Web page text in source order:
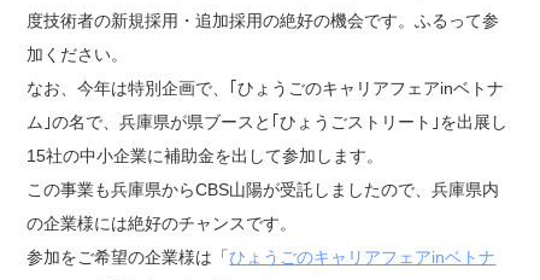
度技術者の新規採用・追加採用の絶好の機会です。ふるって参
加ください。
なお、今年は特別企画で、｢ひょうごのキャリアフェアinベトナ
ム｣の名で、兵庫県が県ブースと｢ひょうごストリート｣を出展し
15社の中小企業に補助金を出して参加します。
この事業も兵庫県からCBS山陽が受託しましたので、兵庫県内
の企業様には絶好のチャンスです。
参加をご希望の企業様は「ひょうごのキャリアフェアinベトナ